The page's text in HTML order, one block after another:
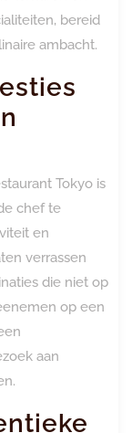
bereid
ambacht.
Tokyo is
chef te
en
verrassen
die niet op
op een
aan